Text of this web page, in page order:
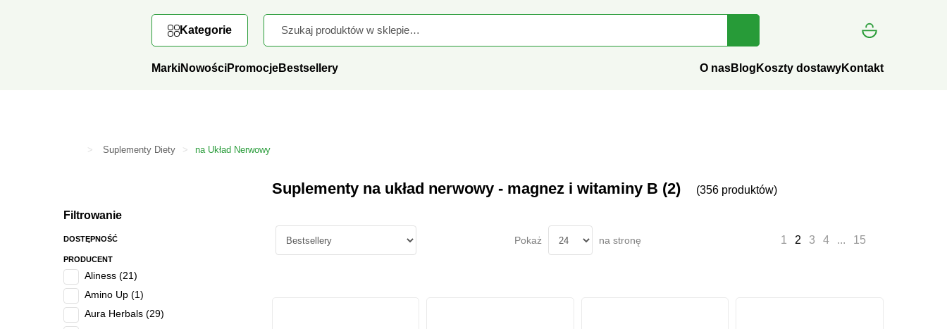
6% RABATU przy zakupach od 199 zł z kodem:REGENERACJA SPRAWDZAM
Kategorie
> Suplementy Diety > na Układ Nerwowy
Omega-3
na Odchudzanie
Witaminy i Minerały
na Odporność
na Metabolizm i Cukier
na Trawienie
Zdrowy sen
Suplementy na układ nerwowy - magnez i witaminy B (2) (356 produktów)
Pokaż na stronę 1 2 3 4 15